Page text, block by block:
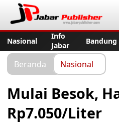
Nasional
Info
Jabar
Bandung
Beranda Nasional
Mulai Besok,
Rp7.050/Liter